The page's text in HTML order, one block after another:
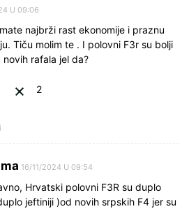
U 09:06
najbrži rast ekonomije i praznu
Tiču molim te . I polovni F3r su bolji
novih rafala jel da?
2
16/11/2024 U 09:54
Hrvatski polovni F3R su duplo
jeftiniji )od novih srpskih F4 jer su